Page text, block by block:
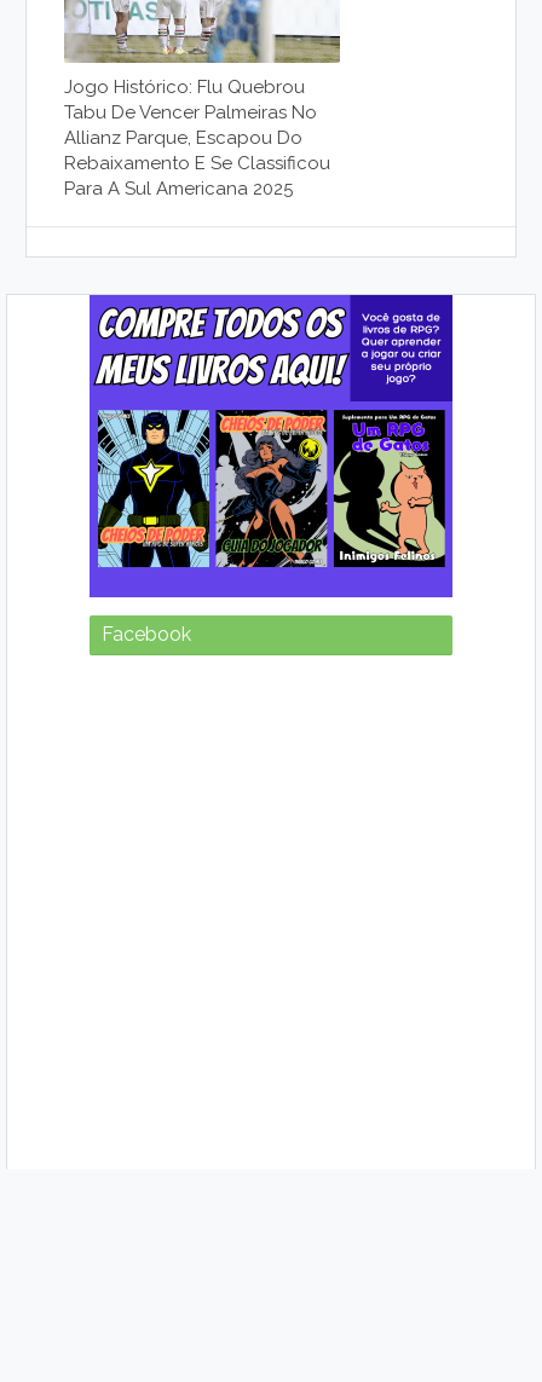
Jogo Histórico: Flu Quebrou
Tabu De Vencer Palmeiras No
Allianz Parque, Escapou Do
Rebaixamento E Se Classificou
Para A Sul Americana 2025
Facebook